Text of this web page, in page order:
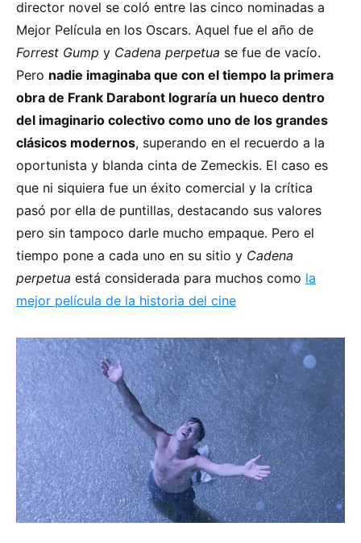
director novel se coló entre las cinco nominadas a
Mejor Película en los Oscars. Aquel fue el año de
Forrest Gump y Cadena perpetua se fue de vacío.
Pero nadie imaginaba que con el tiempo la primera
obra de Frank Darabont lograría un hueco dentro
del imaginario colectivo como uno de los grandes
clásicos modernos, superando en el recuerdo a la
oportunista y blanda cinta de Zemeckis. El caso es
que ni siquiera fue un éxito comercial y la crítica
pasó por ella de puntillas, destacando sus valores
pero sin tampoco darle mucho empaque. Pero el
tiempo pone a cada uno en su sitio y Cadena
perpetua está considerada para muchos como la
mejor película de la historia del cine